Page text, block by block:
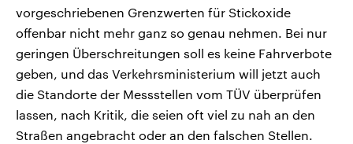
vorgeschriebenen Grenzwerten für Stickoxide
offenbar nicht mehr ganz so genau nehmen. Bei nur
geringen Überschreitungen soll es keine Fahrverbote
geben, und das Verkehrsministerium will jetzt auch
die Standorte der Messstellen vom TÜV überprüfen
lassen, nach Kritik, die seien oft viel zu nah an den
Straßen angebracht oder an den falschen Stellen.